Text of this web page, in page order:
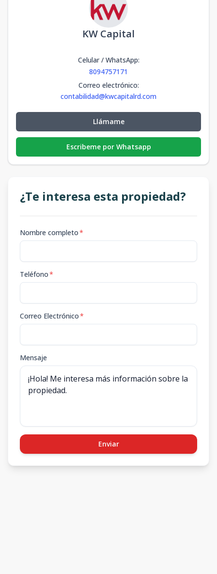
KW Capital
Celular / WhatsApp:
8094757171
Correo electrónico:
contabilidad@kwcapitalrd.com
Llámame
Escribeme por Whatsapp
¿Te interesa esta propiedad?
Nombre completo*
Teléfono*
Correo Electrónico*
Mensaje
Enviar